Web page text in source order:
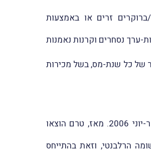
ברוקרים זרים או באמצעות
ערך נסחרים וקרנות נאמנות
החצי-שנתי ולשלם את המקדמה על-פיו נקבעה למועדים 31 ביולי ו-31 בינואר של כל שנת-מס, בשל מכירות
בחודש יולי 2006 פרסמה רשות המיסים הנחיות לגבי ביצוע הדיווח החצי-שנתי לגבי החודשים ינואר-יוני 2006. מאז, טרם הוצאו
הרלבנטי, וזאת בהתייחס